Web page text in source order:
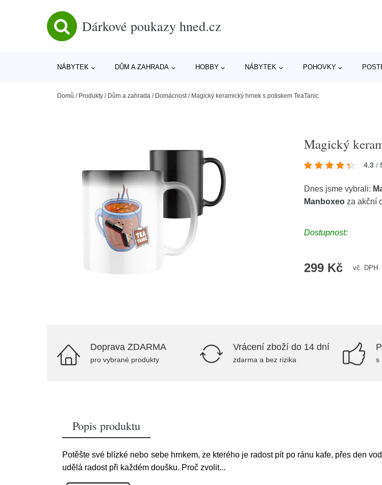
Dárkové poukazy hned.cz
NÁBYTEK DŮM A ZAHRADA HOBBY NÁBYTEK POHOVKY
Domů / Produkty / Dům a zahrada / Domácnost/ Magický keramický hrnek s potiskem TeaTanic
Magický
4.3 /
Dnes jsme vybrali:
Manboxeo za akční
Dostupnost:
299 Kč vč. DPH
Doprava ZDARMA
pro vybrané produkty
Vrácení zboží do 14 dní
zdarma a bez rizika s
Popis produktu
Potěšte své blízké nebo sebe hrnkem, ze kterého je radost pít po ránu kafe, přes den
udělá radost při každém doušku. Proč zvolit...